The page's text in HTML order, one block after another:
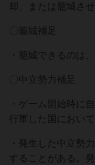
却、または籠城さ
〇籠城補⾜
・籠城できるのは
〇中⽴勢⼒補⾜
・ゲーム開始時に
⾏軍した国におい
・発⽣した中⽴勢
することがある。